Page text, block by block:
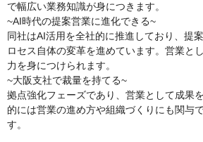
で幅広い業務知識が身につきます。
~AI時代の提案営業に進化できる~
同社はAI活用を全社的に推進しており、提
ロセス自体の変革を進めています。営業と
力を身につけられます。
~大阪支社で裁量を持てる~
拠点強化フェーズであり、営業として成果
的には営業の進め方や組織づくりにも関与
す。